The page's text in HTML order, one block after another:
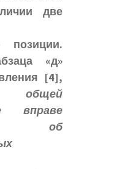
две
позиции.
«д»
[4],
общей
вправе
об